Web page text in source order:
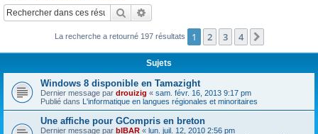
c
Rechercher
La recherche a retourné 197 résultats 1 2 3 4
Sujets
Windows 8 disponible en Tamazight
Dernier message par drouizig « sam. févr. 16, 2013 9:17 pm
Publié dans L'informatique en langues régionales et minoritaires
Une affiche pour GCompris en breton
Dernier message par bIBAR « lun. juil. 12, 2010 2:56 pm